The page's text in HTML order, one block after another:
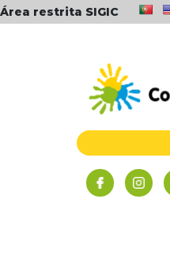
Área restrita SIGIC